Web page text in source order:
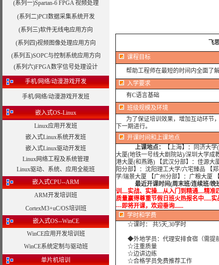
(系列一)Spartan-6 FPGA 视频处理
(系列二)PCI数据采集系统开发
(系列三)软件无线电应用方向
(系列四)视频图像处理应用方向
(系列五)SOPC与控制系统应用方向
(系列六)FPGA数字信号处理设计
手机/网络/动漫游戏开发
手机/网络/动漫游戏开发班
嵌入式OS-Linux
Linux应用开发班
嵌入式Linux系统开发班
嵌入式Linux驱动开发班
Linux网络工程及系统管理
Linux驱动、系统、应用全能班
嵌入式CPU--ARM
ARM开发培训班
CortexM3+uC/OS培训班
嵌入式OS--WinCE
WinCE应用开发培训班
WinCE系统定制与驱动班
单片机培训
飞
课程目标
帮助工程师在最短的时间内全面了
入学要求
有C语言基础
班级规模及环境
为了保证培训效果，增加互动环节，
下一期进行。
开课时间和上课地点
上课地点：
【上海】：同济大
大厦(地铁一号线大剧院站)/深圳大学成
港大厦(和燕路) 【武汉分部】：佳源大
阳分部】：沈阳理工大学/六宅臻品 【
学/瑞景大厦 【广州分部】：广粮大厦
最近开课时间(周末班/连续班/晚
训....实战、实操....从入门到精通....精准
质量赢得尊重节假日班火热报名中.....
---即将开课，欢迎垂询......
学时和学费
☆课时： 共5天,30学时
◆外地学员：代理安排食宿（需提
☆注重质量
☆边讲边练
☆合格学员免费推荐工作